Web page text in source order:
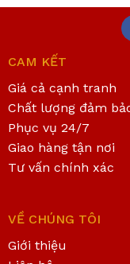
CAM KẾT
Giá cả cạnh tranh
Chất lượng đảm
Phục vụ 24/7
Giao hàng tận nơi
Tư vấn chính xác
VỀ CHÚNG TÔI
Giới thiệu